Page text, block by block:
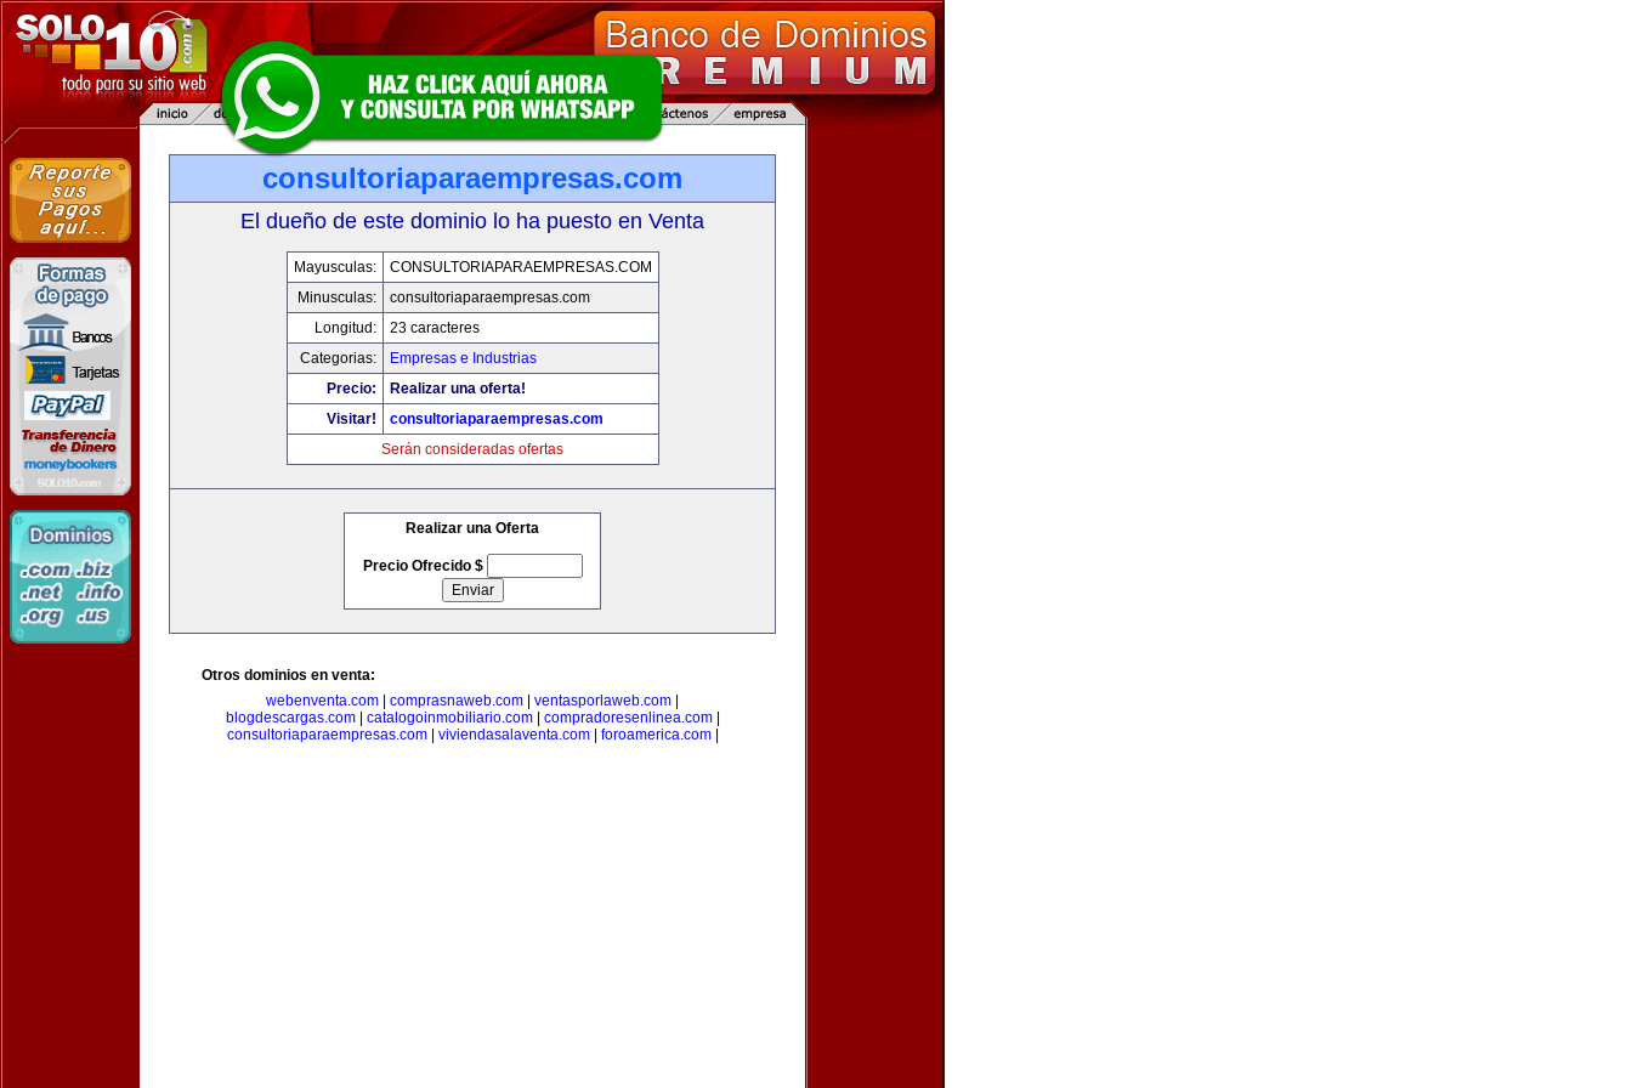
consultoriaparaempresas.com
El dueño de este dominio lo ha puesto en Venta
Mayusculas:
CONSULTORIAPARAEMPRESAS.COM
Minusculas:
consultoriaparaempresas.com
Longitud:
23 caracteres
Categorias:
Empresas e Industrias
Precio:
Realizar una oferta!
Visitar!
consultoriaparaempresas.com
Serán consideradas ofertas
Realizar una Oferta
Precio Ofrecido $
Otros dominios en venta:
webenventa.com
comprasnaweb.com ventasporlaweb.com
blogdescargas.com| catalogoinmobiliario.com| compradoresenlinea.com|
consultoriaparaempresas.com| viviendasalaventa.com| foroamerica.com|